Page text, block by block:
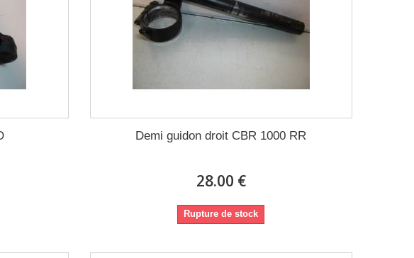
Demi guidon droit CBR 1000 RR
28.00 €
Rupture de stock